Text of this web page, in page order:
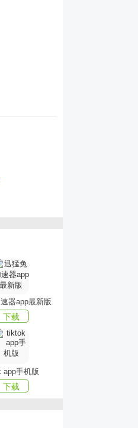
;
色所在;
器app最新版
下载
app手机版
下载